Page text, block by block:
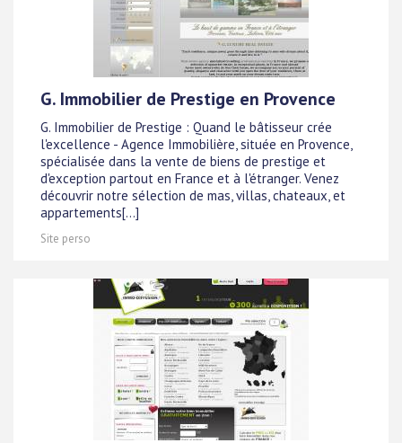
G. Immobilier de Prestige en Provence
G. Immobilier de Prestige : Quand le bâtisseur crée
l'excellence - Agence Immobilière, située en Provence,
spécialisée dans la vente de biens de prestige et
d'exception partout en France et à l'étranger. Venez
découvrir notre sélection de mas, villas, chateaux, et
appartements[...]
Site perso